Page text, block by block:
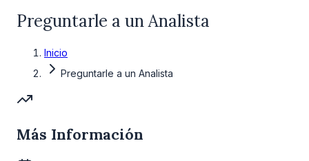
Preguntarle a un Analista
Inicio
Preguntarle a un Analista
Más Información